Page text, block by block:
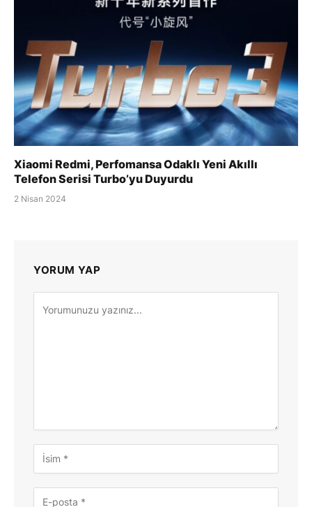
Xiaomi Redmi, Perfomansa Odaklı Yeni Akıllı
Telefon Serisi Turbo’yu Duyurdu
2 Nisan 2024
YORUM YAP